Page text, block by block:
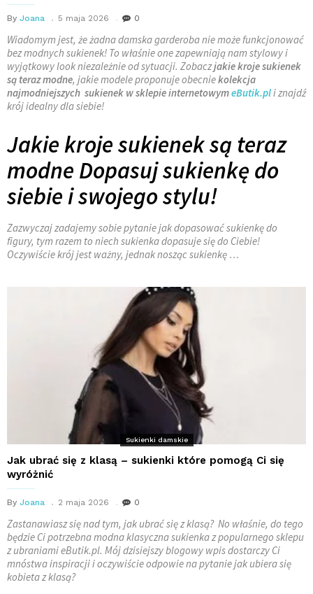
By Joana 5 maja 2026 0
Wiadomym jest, że żadna damska garderoba nie może funkcjonować
bez modnych sukienek! To właśnie one zapewniają nam stylowy i
wyjątkowy look niezależnie od sytuacji. Zobaczjakie kroje sukienek
są teraz modne, jakie modele proponuje obecniekolekcja
najmodniejszych sukienek w sklepie internetowymeButik.pli znajdź
krój idealny dla siebie!
Jakie kroje sukienek są teraz
modne Dopasuj sukienkę do
siebie i swojego stylu!
Zazwyczaj zadajemy sobie pytanie jak dopasować sukienkę do
figury, tym razem to niech sukienka dopasuje się do Ciebie!
Oczywiście krój jest ważny, jednak nosząc sukienkę …
Sukienki damskie
Jak ubrać się z klasą – sukienki które pomogą Ci się
wyróżnić
By Joana 2 maja 2026 0
Zastanawiasz się nad tym, jak ubrać się z klasą? No właśnie, do tego
będzie Ci potrzebna modna klasyczna sukienka z popularnego sklepu
z ubraniami eButik.pl. Mój dzisiejszy blogowy wpis dostarczy Ci
mnóstwa inspiracji i oczywiście odpowie na pytanie jak ubiera się
kobieta z klasą?